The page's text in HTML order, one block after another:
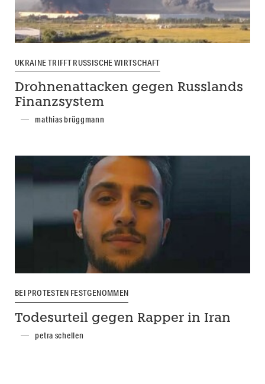
UKRAINE TRIFFT RUSSISCHE WIRTSCHAFT
Drohnenattacken gegen Russlands
Finanzsystem
mathias brüggmann
BEI PROTESTEN FESTGENOMMEN
Todesurteil gegen Rapper in Iran
petra schellen